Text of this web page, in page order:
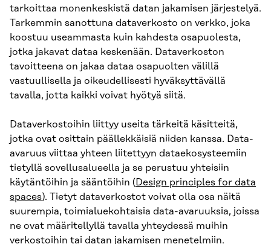
tarkoittaa monenkeskistä datan jakamisen järjestelyä.
Tarkemmin sanottuna dataverkosto on verkko, joka
koostuu useammasta kuin kahdesta osapuolesta,
jotka jakavat dataa keskenään. Dataverkoston
tavoitteena on jakaa dataa osapuolten välillä
vastuullisella ja oikeudellisesti hyväksyttävällä
tavalla, jotta kaikki voivat hyötyä siitä.
Dataverkostoihin liittyy useita tärkeitä käsitteitä,
jotka ovat osittain päällekkäisiä niiden kanssa. Data-
avaruus viittaa yhteen liitettyyn dataekosysteemiin
tietyllä sovellusalueella ja se perustuu yhteisiin
käytäntöihin ja sääntöihin (Design principles for data
spaces). Tietyt dataverkostot voivat olla osa näitä
suurempia, toimialuekohtaisia data-avaruuksia, joissa
ne ovat määritellyllä tavalla yhteydessä muihin
verkostoihin tai datan jakamisen menetelmiin.